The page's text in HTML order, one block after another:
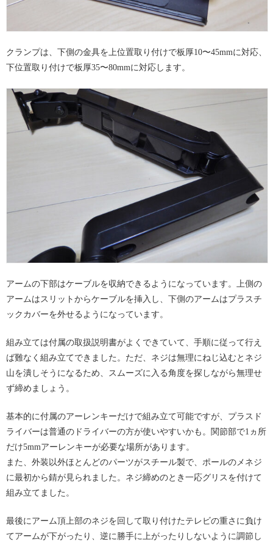
クランプは、下側の金具を上位置取り付けで板厚10〜45mmに対応、
下位置取り付けで板厚35〜80mmに対応します。
アームの下部はケーブルを収納できるようになっています。上側の
アームはスリットからケーブルを挿入し、下側のアームはプラスチ
ックカバーを外せるようになっています。
組み立ては付属の取扱説明書がよくできていて、手順に従って行え
ば難なく組み立てできました。ただ、ネジは無理にねじ込むとネジ
山を潰しそうになるため、スムーズに入る角度を探しながら無理せ
ず締めましょう。
基本的に付属のアーレンキーだけで組み立て可能ですが、プラスド
ライバーは普通のドライバーの方が使いやすいかも。関節部で1ヵ所
だけ5mmアーレンキーが必要な場所があります。
また、外装以外ほとんどのパーツがスチール製で、ポールのメネジ
に最初から錆が見られました。ネジ締めのとき一応グリスを付けて
組み立てました。
最後にアーム頂上部のネジを回して取り付けたテレビの重さに負け
てアームが下がったり、逆に勝手に上がったりしないように調節し